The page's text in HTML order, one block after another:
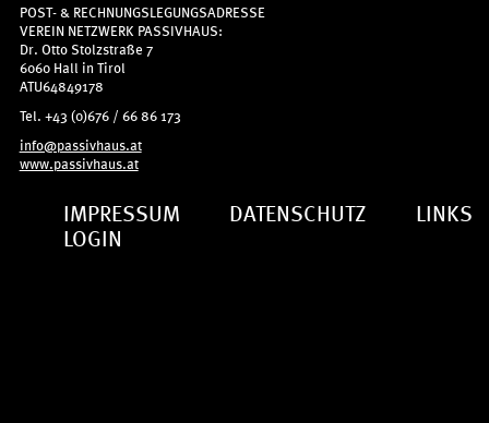
POST- & RECHNUNGSLEGUNGSADRESSE
VEREIN NETZWERK PASSIVHAUS:
Dr. Otto Stolzstraße 7
6060 Hall in Tirol
ATU64849178
Tel. +43 (0)676 / 66 86 173
info@passivhaus.at
www.passivhaus.at
IMPRESSUM DATENSCHUTZ LINKS
LOGIN